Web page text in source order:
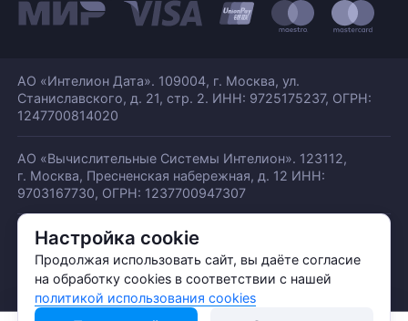
Настройка cookie
Продолжая использовать сайт, вы даёте согласие
на обработку cookies в соответствии с нашей
политикой использования cookies
АО «Интелион Дата». 109004, г. Москва, ул.
Станиславского, д. 21, стр. 2. ИНН: 9725175237, ОГРН:
1247700814020
АО «Вычислительные Системы Интелион». 123112,
г. Москва, Пресненская набережная, д. 12 ИНН:
9703167730, ОГРН: 1237700947307
© АО «ИНТЕЛИОН ДАТА» 2026
Политика обработки ПДн
Политика конфиденциальности
Политика использования куки